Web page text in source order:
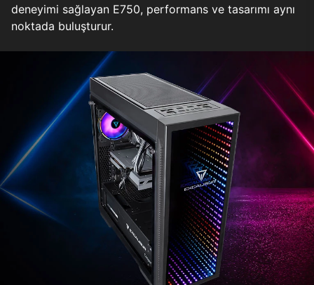
deneyimi sağlayan E750, performans ve tasarımı aynı
noktada buluşturur.